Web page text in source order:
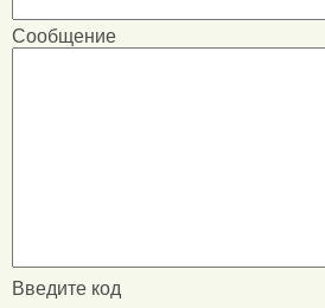
Сообщение
Введите код